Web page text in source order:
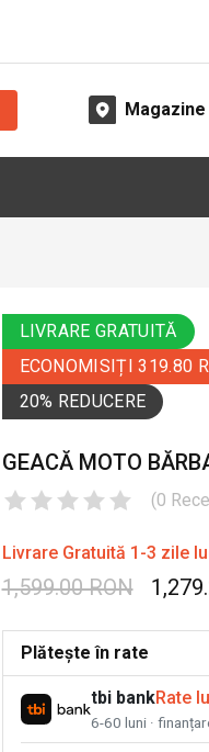
Magazine
LIVRARE GRATUITĂ
ECONOMISIȚI 319.80
20% REDUCERE
GEACĂ MOTO
(0
Livrare Gratuită 1-3 zile
1,599.00 RON
Plătește în rate
tbi bankRate
6-60 luni ·